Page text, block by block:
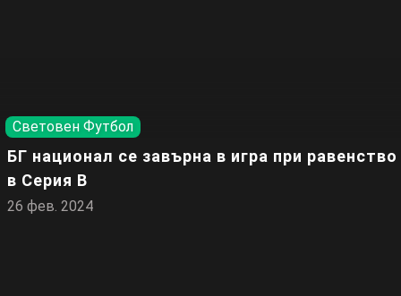
Световен Футбол
БГ национал се завърна в игра при равенство
в Серия В
26 фев. 2024